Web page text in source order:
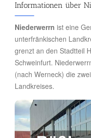
Informationen über
Niederwerrn ist eine
unterfränkischen
grenzt an den Stadtteil
Schweinfurt.
(nach Werneck) die
Landkreises.